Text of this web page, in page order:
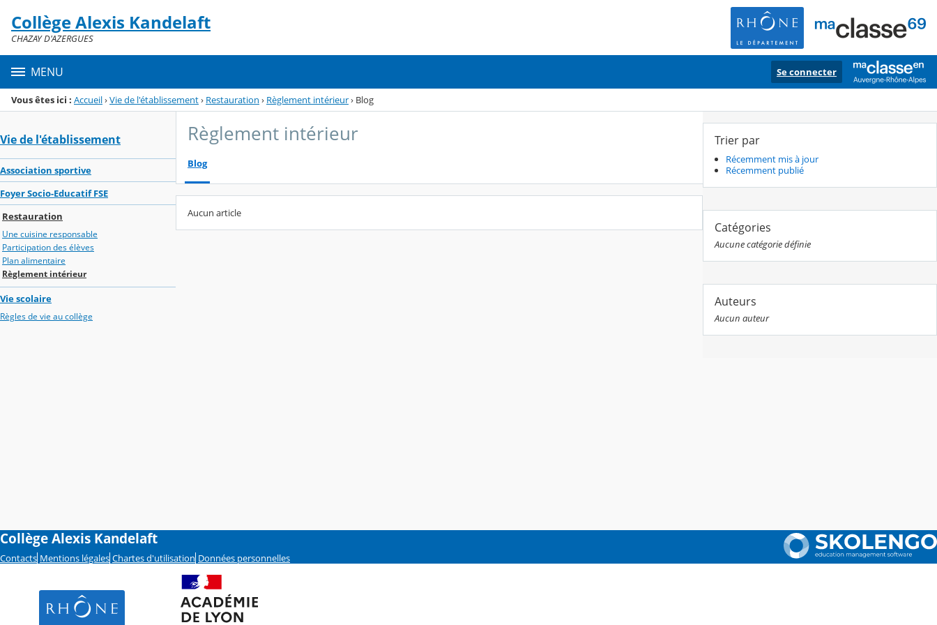
Menu de la rubrique
Contenu
Collège Alexis Kandelaft
CHAZAY D'AZERGUES
MENU Se connecter
Vous êtes ici : Accueil›Vie de l'établissement› Restauration › Règlement intérieur› Blog
Vie de l'établissement
Association sportive
Foyer Socio-Educatif FSE
Restauration
Une cuisine responsable
Participation des élèves
Plan alimentaire
Règlement intérieur
Vie scolaire
Règles de vie au collège
Règlement intérieur
Blog
Aucun article
Trier par
Récemment mis à jour
Récemment publié
Catégories
Aucune catégorie définie
Auteurs
Aucun auteur
Collège Alexis Kandelaft
Contacts Mentions légales Chartes d'utilisation Données personnelles